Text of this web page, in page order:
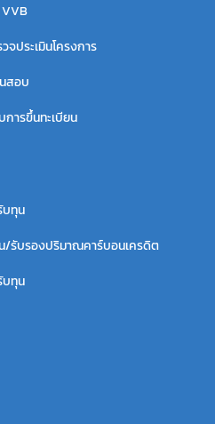
VVB
ประเมินโครงการ
สอบ
การขึ้นทะเบียน
บทุน
/รับรองปริมาณคาร์บอนเครดิต
บทุน